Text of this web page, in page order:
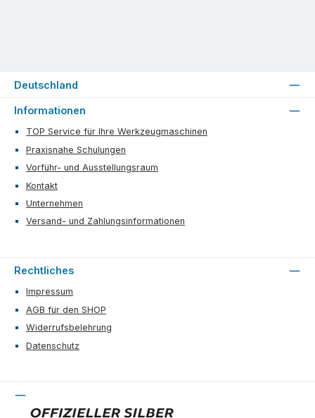
Informationen
TOP Service für Ihre Werkzeugmaschinen
Praxisnahe Schulungen
Vorführ- und Ausstellungsraum
Kontakt
Unternehmen
Versand- und Zahlungsinformationen
Rechtliches
Impressum
AGB für den SHOP
Widerrufsbelehrung
Datenschutz
Deutschland